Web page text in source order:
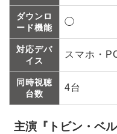
ダウンロ
ード機能
◯
対応デバ
イス
スマホ・
同時視聴
台数
4台
主演『トビン・ベ